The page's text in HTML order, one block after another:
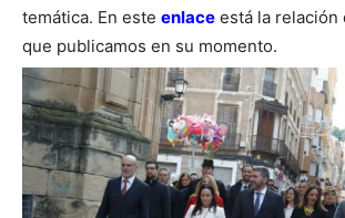
temática. En este enlace está la relación
que publicamos en su momento.